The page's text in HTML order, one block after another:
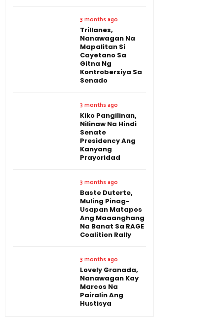
3 months ago
Trillanes,
Nanawagan Na
Mapalitan Si
Cayetano Sa
Gitna Ng
Kontrobersiya Sa
Senado
3 months ago
Kiko Pangilinan,
Nilinaw Na Hindi
Senate
Presidency Ang
Kanyang
Prayoridad
3 months ago
Baste Duterte,
Muling Pinag-
Usapan Matapos
Ang Maaanghang
Na Banat Sa RAGE
Coalition Rally
3 months ago
Lovely Granada,
Nanawagan Kay
Marcos Na
Pairalin Ang
Hustisya